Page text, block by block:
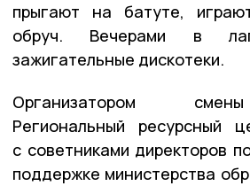
прыгают на батуте,
обруч. Вечерами в
зажигательные дискотеки.
Организатором
Региональный ресурсный
с советниками директоров
поддержке министерства